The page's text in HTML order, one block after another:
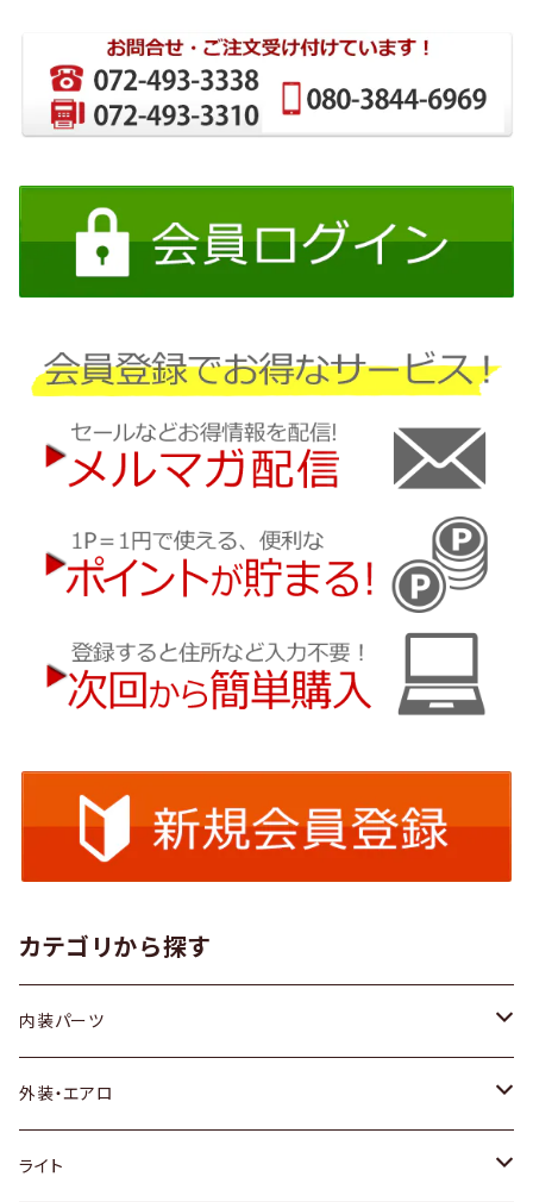
カテゴリから探す
内装パーツ
トヨタ
ホンダ
外装・エアロ
トヨタ
ライト